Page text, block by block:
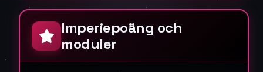
Imperiepoäng och
moduler